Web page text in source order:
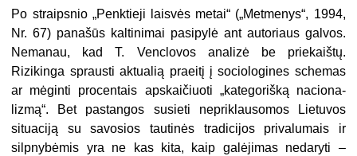
Po straipsnio „Penktieji laisvės metai“ („Metmenys“, 1994,
Nr. 67) panašūs kaltinimai pasipylė ant autoriaus galvos.
Nemanau, kad T. Venclovos analizė be priekaištų.
Rizikinga sprausti aktualią praeitį į socio­logines schemas
ar mėginti procentais apskaičiuoti „kategorišką naciona­
lizmą“. Bet pastangos susieti nepriklausomos Lietuvos
situaciją su savo­sios tautinės tradicijos privalumais ir
silpnybėmis yra ne kas kita, kaip galėjimas nedaryti –